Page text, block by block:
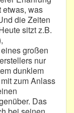
etwas, was
die Zeiten
sitzt z.B.
großen
nur
dunklem
zum Anlass
Das